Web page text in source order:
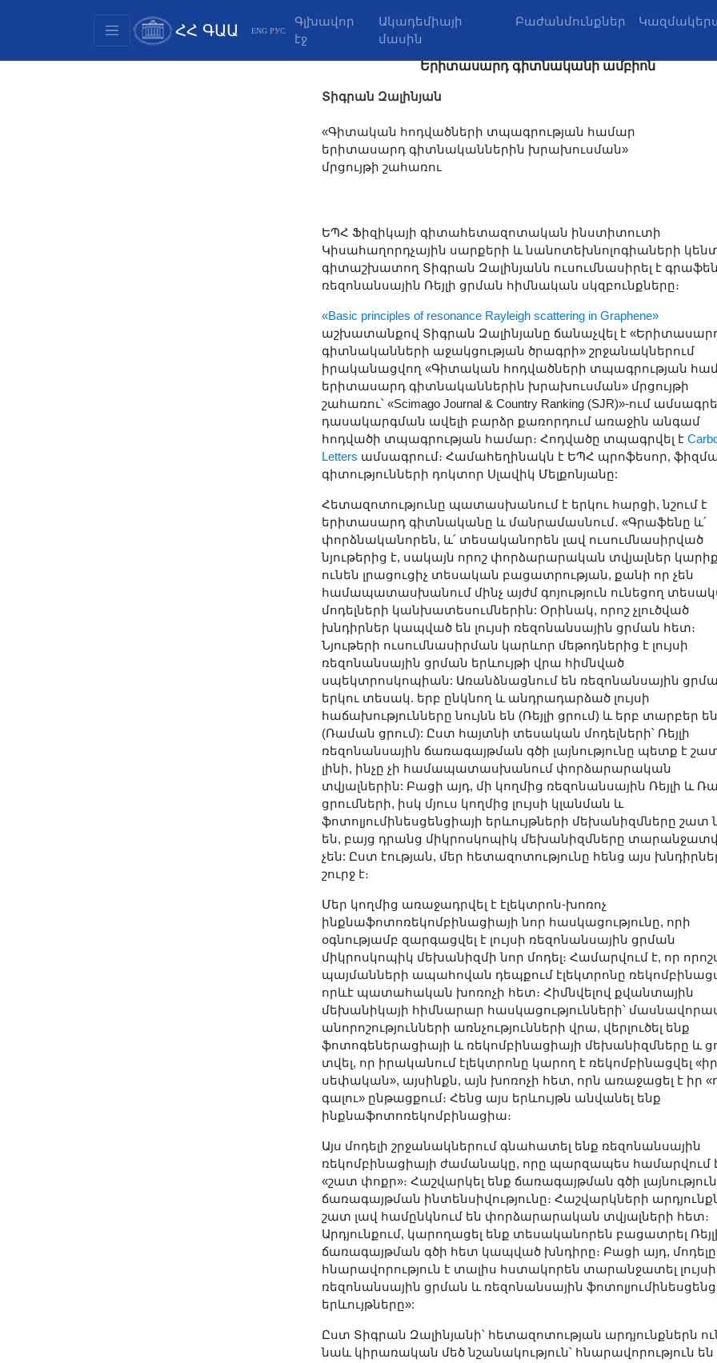
ՀՀ ԳԱԱ ENG РУС
Գլխավոր
էջ
Ակադեմիայի
մասին
Բաժանմունքներ
Երիտասարդ գիտնականի ամբիոն
Տիգրան Զալինյան
«Գիտական հոդվածների տպագրության համար
երիտասարդ գիտնականներին խրախուսման»
մրցույթի շահառու
ԵՊՀ Ֆիզիկայի գիտահետազոտական ինստիտուտի
Կիսահաղորդչային սարքերի և նանոտեխնոլոգիաների
գիտաշխատող Տիգրան Զալինյանն ուսումնասիրել է
ռեզոնանսային Ռեյլի ցրման հիմնական սկզբունքները։
«Basic principles of resonance Rayleigh scattering in Graphene»
աշխատանքով Տիգրան Զալինյանը ճանաչվել է
գիտնականների աջակցության ծրագրի» շրջանակներում
իրականացվող «Գիտական հոդվածների տպագրության
երիտասարդ գիտնականներին խրախուսման» մրցույթի
շահառու՝ «Scimago Journal & Country Ranking (SJR)»-ում
դասակարգման ավելի բարձր քառորդում առաջին անգամ
հոդվածի տպագրության համար։ Հոդվածը տպագրվել է
Letters ամսագրում։ Համահեղինակն է ԵՊՀ պրոֆեսոր,
գիտությունների դոկտոր Սլավիկ Մելքոնյանը:
Հետազոտությունը պատասխանում է երկու հարցի, նշում է
երիտասարդ գիտնականը և մանրամասնում․ «Գրաֆենը և՛
փորձնականորեն, և՛ տեսականորեն լավ ուսումնասիրված
նյութերից է, սակայն որոշ փորձարարական տվյալներ կարիք
ունեն լրացուցիչ տեսական բացատրության, քանի որ չեն
համապատասխանում մինչ այժմ գոյություն ունեցող
մոդելների կանխատեսումներին: Օրինակ, որոշ չլուծված
խնդիրներ կապված են լույսի ռեզոնանսային ցրման հետ։
Նյութերի ուսումնասիրման կարևոր մեթոդներից է լույսի
ռեզոնանսային ցրման երևույթի վրա հիմնված
սպեկտրոսկոպիան: Առանձնացնում են ռեզոնանսային
երկու տեսակ. երբ ընկնող և անդրադարձած լույսի
հաճախությունները նույնն են (Ռեյլի ցրում) և երբ տարբեր են
(Ռաման ցրում): Ըստ հայտնի տեսական մոդելների՝ Ռեյլի
ռեզոնանսային ճառագայթման գծի լայնությունը պետք է
լինի, ինչը չի համապատասխանում փորձարարական
տվյալներին: Բացի այդ, մի կողմից ռեզոնանսային Ռեյլի և
ցրումների, իսկ մյուս կողմից լույսի կլանման և
ֆոտոլյումինեսցենցիայի երևույթների մեխանիզմները շատ
են, բայց դրանց միկրոսկոպիկ մեխանիզմները
չեն: Ըստ էության, մեր հետազոտությունը հենց այս
շուրջ է։
Մեր կողմից առաջադրվել է էլեկտրոն-խոռոչ
ինքնաֆոտոռեկոմբինացիայի նոր հասկացությունը, որի
օգնությամբ զարգացվել է լույսի ռեզոնանսային ցրման
միկրոսկոպիկ մեխանիզմի նոր մոդել։ Համարվում է, որ
պայմանների ապահովան դեպքում էլեկտրոնը
որևէ պատահական խոռոչի հետ։ Հիմնվելով քվանտային
մեխանիկայի հիմնարար հասկացությունների՝
անորոշությունների առնչությունների վրա, վերլուծել ենք
ֆոտոգեներացիայի և ռեկոմբինացիայի մեխանիզմները և
տվել, որ իրականում էլեկտրոնը կարող է ռեկոմբինացվել «իր
սեփական», այսինքն, այն խոռոչի հետ, որն առաջացել է իր
գալու» ընթացքում։ Հենց այս երևույթն անվանել ենք
ինքնաֆոտոռեկոմբինացիա։
Այս մոդելի շրջանակներում գնահատել ենք ռեզոնանսային
ռեկոմբինացիայի ժամանակը, որը պարզապես համարվում
«շատ փոքր»։ Հաշվարկել ենք ճառագայթման գծի
ճառագայթման ինտենսիվությունը։ Հաշվարկների
շատ լավ համընկնում են փորձարարական տվյալների հետ։
Արդյունքում, կարողացել ենք տեսականորեն բացատրել
ճառագայթման գծի հետ կապված խնդիրը։ Բացի այդ, մոդելը
հնարավորություն է տալիս հստակորեն տարանջատել լույսի
ռեզոնանսային ցրման և ռեզոնանսային
երևույթները»:
Ըստ Տիգրան Զալինյանի՝ հետազոտության արդյունքներն
նաև կիրառական մեծ նշանակություն՝ հնարավորություն են